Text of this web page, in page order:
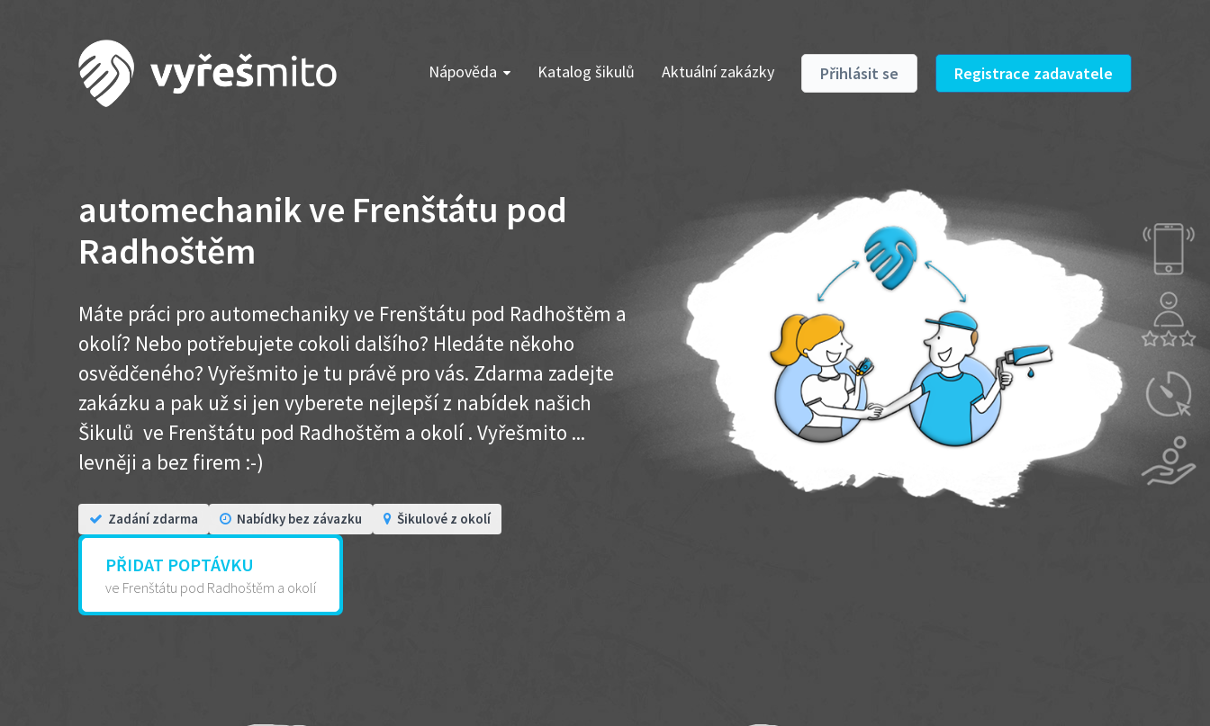
Nápověda Katalog šikulů Aktuální zakázky Přihlásit se Registrace zadavatele
automechanik ve Frenštátu pod
Radhoštěm
Máte práci pro automechaniky ve Frenštátu pod Radhoštěm a
okolí? Nebo potřebujete cokoli dalšího? Hledáte někoho
osvědčeného? Vyřešmito je tu právě pro vás. Zdarma zadejte
zakázku a pak už si jen vyberete nejlepší z nabídek našich
Šikulů ve Frenštátu pod Radhoštěm a okolí . Vyřešmito ...
levněji a bez firem :-)
Zadání zdarma Nabídky bez závazku Šikulové z okolí
PŘIDAT POPTÁVKU
ve Frenštátu pod Radhoštěm a okolí